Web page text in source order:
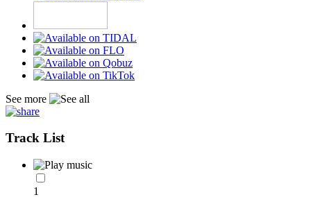
See more
Track List
1